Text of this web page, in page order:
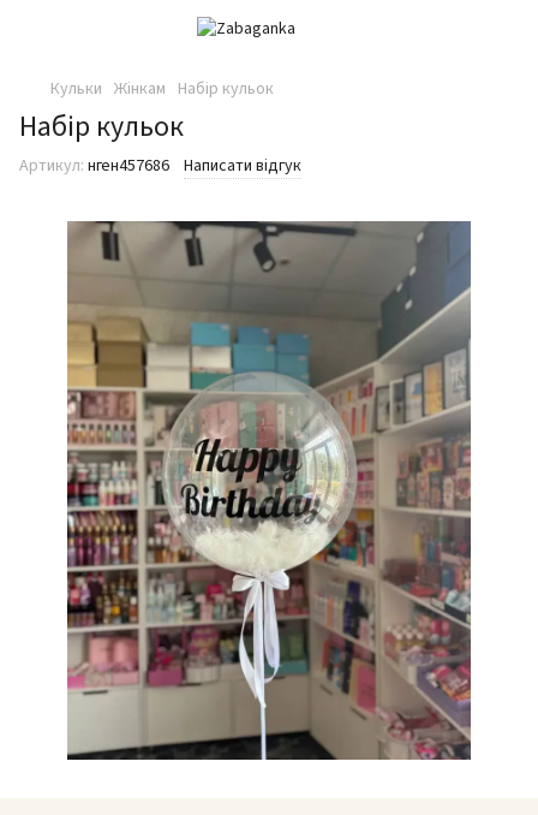
Кульки Жінкам Набір кульок
Набір кульок
Артикул: нген457686 Написати відгук